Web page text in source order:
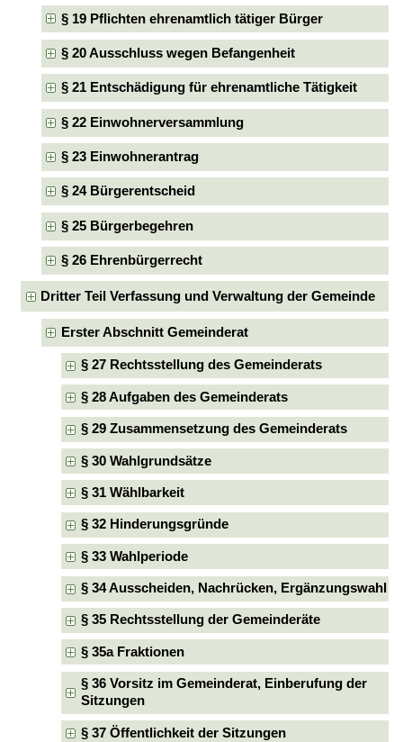
§ 19 Pflichten ehrenamtlich tätiger Bürger
§ 20 Ausschluss wegen Befangenheit
§ 21 Entschädigung für ehrenamtliche Tätigkeit
§ 22 Einwohnerversammlung
§ 23 Einwohnerantrag
§ 24 Bürgerentscheid
§ 25 Bürgerbegehren
§ 26 Ehrenbürgerrecht
Dritter Teil Verfassung und Verwaltung der Gemeinde
Erster Abschnitt Gemeinderat
§ 27 Rechtsstellung des Gemeinderats
§ 28 Aufgaben des Gemeinderats
§ 29 Zusammensetzung des Gemeinderats
§ 30 Wahlgrundsätze
§ 31 Wählbarkeit
§ 32 Hinderungsgründe
§ 33 Wahlperiode
§ 34 Ausscheiden, Nachrücken, Ergänzungswahl
§ 35 Rechtsstellung der Gemeinderäte
§ 35a Fraktionen
§ 36 Vorsitz im Gemeinderat, Einberufung der
Sitzungen
§ 37 Öffentlichkeit der Sitzungen